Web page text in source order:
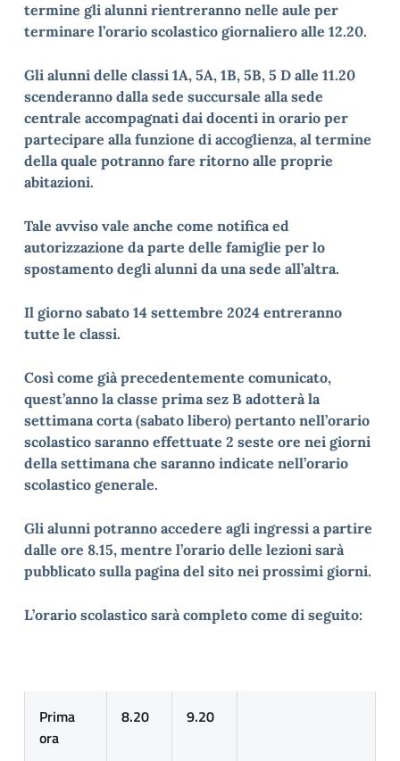
termine gli alunni rientreranno nelle aule per
terminare l’orario scolastico giornaliero alle 12.20.
Gli alunni delle classi 1A, 5A, 1B, 5B, 5 D alle 11.20
scenderanno dalla sede succursale alla sede
centrale accompagnati dai docenti in orario per
partecipare alla funzione di accoglienza, al termine
della quale potranno fare ritorno alle proprie
abitazioni.
Tale avviso vale anche come notifica ed
autorizzazione da parte delle famiglie per lo
spostamento degli alunni da una sede all’altra.
Il giorno sabato 14 settembre 2024 entreranno
tutte le classi.
Così come già precedentemente comunicato,
quest’anno la classe prima sez B adotterà la
settimana corta (sabato libero) pertanto nell’orario
scolastico saranno effettuate 2 seste ore nei giorni
della settimana che saranno indicate nell’orario
scolastico generale.
Gli alunni potranno accedere agli ingressi a partire
dalle ore 8.15, mentre l’orario delle lezioni sarà
pubblicato sulla pagina del sito nei prossimi giorni.
L’orario scolastico sarà completo come di seguito:
Prima
ora
8.20 9.20